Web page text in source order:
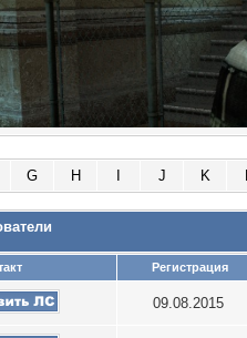
G H J K
Регистрация
09.08.2015